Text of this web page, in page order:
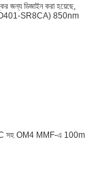
জন্য ডিজাইন করা হয়েছে,
SR8CA) 850nm
FEC সহ OM4 MMF-এ 100m